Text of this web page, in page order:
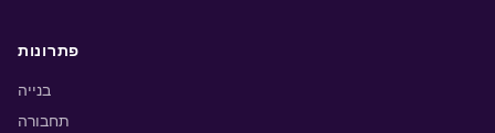
פתרונות
בנייה
תחבורה